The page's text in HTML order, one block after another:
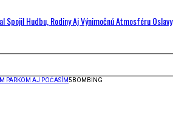
Spojil Hudbu, Rodiny Aj Výnimočnú Atmosféru Oslavy
PARKOM AJ POČASÍM5BOMBING